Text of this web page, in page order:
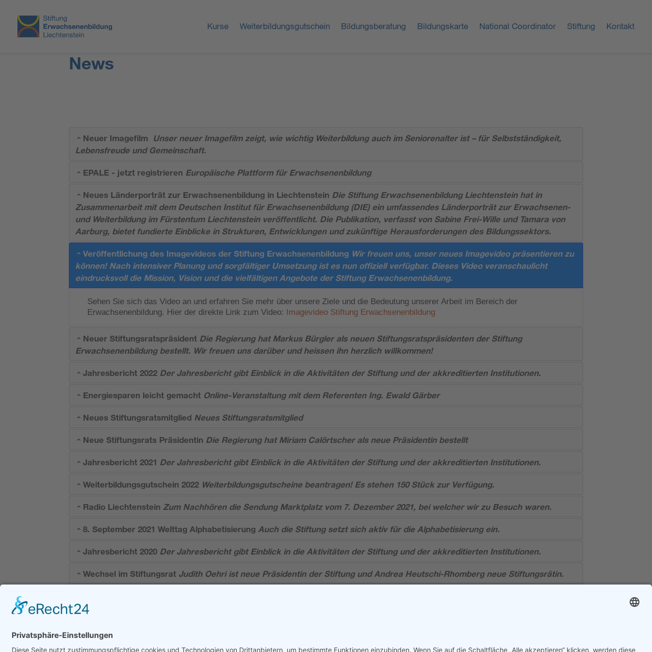
Kurse Weiterbildungsgutschein Bildungsberatung Bildungskarte National Coordinator Stiftung Kontakt
News
Neuer Imagefilm
Unser neuer Imagefilm zeigt, wie wichtig Weiterbildung auch im Seniorenalter ist – für Selbstständigkeit,
Lebensfreude und Gemeinschaft.
EPALE - jetzt registrieren Europäische Plattform für Erwachsenenbildung
Neues Länderporträt zur Erwachsenenbildung in Liechtenstein Die Stiftung Erwachsenenbildung Liechtenstein hat in
Zusammenarbeit mit dem Deutschen Institut für Erwachsenenbildung (DIE) ein umfassendes Länderporträt zur Erwachsenen-
und Weiterbildung im Fürstentum Liechtenstein veröffentlicht. Die Publikation, verfasst von Sabine Frei-Wille und Tamara von
Aarburg, bietet fundierte Einblicke in Strukturen, Entwicklungen und zukünftige Herausforderungen des Bildungssektors.
Veröffentlichung des Imagevideos der Stiftung Erwachsenenbildung Wir freuen uns, unser neues Imagevideo präsentieren zu
können! Nach intensiver Planung und sorgfältiger Umsetzung ist es nun offiziell verfügbar. Dieses Video veranschaulicht
eindrucksvoll die Mission, Vision und die vielfältigen Angebote der Stiftung Erwachsenenbildung.
Sehen Sie sich das Video an und erfahren Sie mehr über unsere Ziele und die Bedeutung unserer Arbeit im Bereich der
Erwachsenenbildung. Hier der direkte Link zum Video: Imagevideo Stiftung Erwachsenenbildung
Neuer Stiftungsratspräsident Die Regierung hat Markus Bürgler als neuen Stiftungsratspräsidenten der Stiftung
Erwachsenenbildung bestellt. Wir freuen uns darüber und heissen ihn herzlich willkommen!
Jahresbericht 2022 Der Jahresbericht gibt Einblick in die Aktivitäten der Stiftung und der akkreditierten Institutionen.
Energiesparen leicht gemacht Online-Veranstaltung mit dem Referenten Ing. Ewald Gärber
Neues Stiftungsratsmitglied Neues Stiftungsratsmitglied
Neue Stiftungsrats Präsidentin Die Regierung hat Miriam Calörtscher als neue Präsidentin bestellt
Jahresbericht 2021 Der Jahresbericht gibt Einblick in die Aktivitäten der Stiftung und der akkreditierten Institutionen.
Weiterbildungsgutschein 2022 Weiterbildungsgutscheine beantragen! Es stehen 150 Stück zur Verfügung.
Radio Liechtenstein Zum Nachhören die Sendung Marktplatz vom 7. Dezember 2021, bei welcher wir zu Besuch waren.
8. September 2021 Welttag Alphabetisierung Auch die Stiftung setzt sich aktiv für die Alphabetisierung ein.
Jahresbericht 2020 Der Jahresbericht gibt Einblick in die Aktivitäten der Stiftung und der akkreditierten Institutionen.
Wechsel im Stiftungsrat Judith Oehri ist neue Präsidentin der Stiftung und Andrea Heutschi-Rhomberg neue Stiftungsrätin.
Kontakt
Landstrasse 92
9494 Schaan
Bildungsberatung
AGB